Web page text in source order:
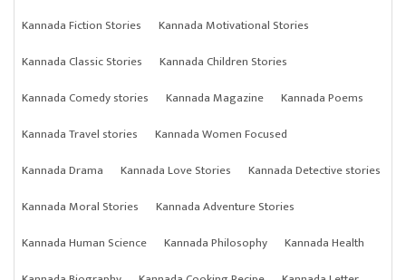
Kannada Fiction Stories
Kannada Motivational Stories
Kannada Classic Stories
Kannada Children Stories
Kannada Comedy stories
Kannada Magazine
Kannada Poems
Kannada Travel stories
Kannada Women Focused
Kannada Drama
Kannada Love Stories
Kannada Detective stories
Kannada Moral Stories
Kannada Adventure Stories
Kannada Human Science
Kannada Philosophy
Kannada Health